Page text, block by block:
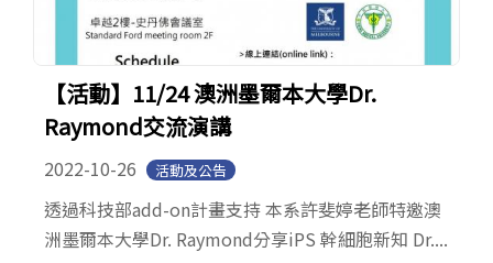
Open
【活動】11/24 澳洲墨爾本大學Dr.
Raymond交流演講
2022-10-26 活動及公告
透過科技部add-on計畫支持 本系許斐婷老師特邀澳
洲墨爾本大學Dr. Raymond分享iPS 幹細胞新知 Dr....